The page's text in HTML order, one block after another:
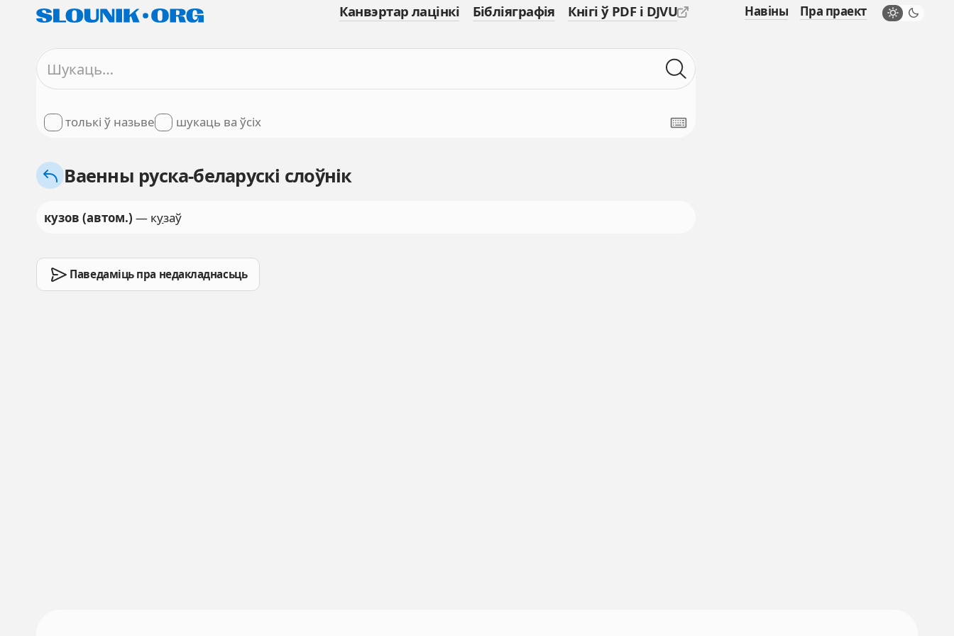
Канвэртар лацінкі Бібліяграфія Кнігі ў PDF і DJVU Навіны Пра праект
толькі ў назьве шукаць ва ўсіх
Ваенны руска-беларускі слоўнік
кузов (автом.) — кузаў
Паведаміць пра недакладнасьць